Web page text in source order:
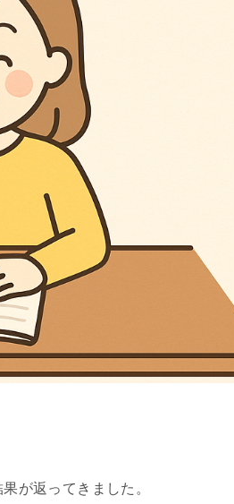
が返ってきました。